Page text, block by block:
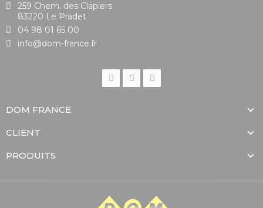
259 Chem. des Clapiers
83220 Le Pradet
04 98 01 65 00
info@dom-france.fr
DOM FRANCE
CLIENT
PRODUITS